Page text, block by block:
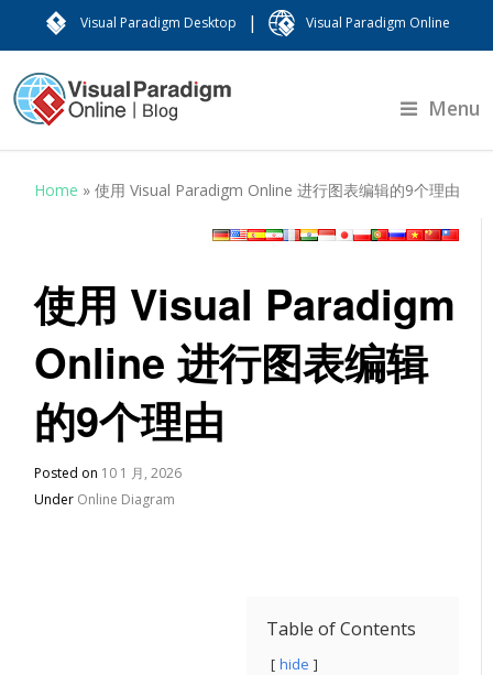
Visual Paradigm Desktop | Visual Paradigm Online
Menu
Home »使用 Visual Paradigm Online 进行图表编辑的9个理由
使用 Visual Paradigm
Online 进行图表编辑
的9个理由
Posted on 10 1 月, 2026
Under Online Diagram
Table of Contents
hide